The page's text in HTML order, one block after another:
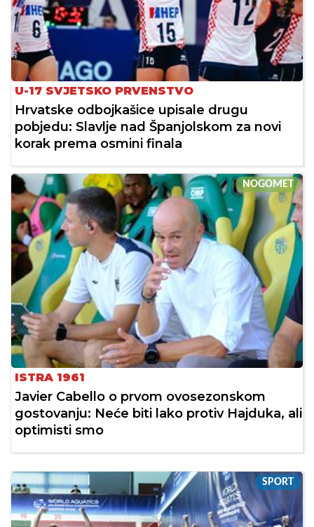
U-17 SVJETSKO PRVENSTVO
Hrvatske odbojkašice upisale drugu
pobjedu: Slavlje nad Španjolskom za novi
korak prema osmini finala
NOGOMET
ISTRA 1961
Javier Cabello o prvom ovosezonskom
gostovanju: Neće biti lako protiv Hajduka, ali
optimisti smo
SPORT